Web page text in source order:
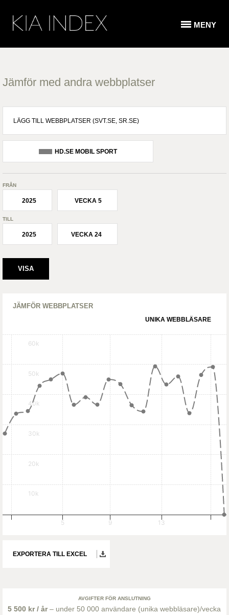
MENY
Jämför med andra webbplatser
HD.SE MOBIL SPORT
FRÅN
2025 VECKA 5
TILL
2025 VECKA 24
JÄMFÖR WEBBPLATSER
UNIKA WEBBLÄSARE
10k
20k
30k
40k
50k
60k
5 9 13
EXPORTERA TILL EXCEL
AVGIFTER FÖR ANSLUTNING
5 500 kr / år– under 50 000 användare (unika webbläsare)/vecka